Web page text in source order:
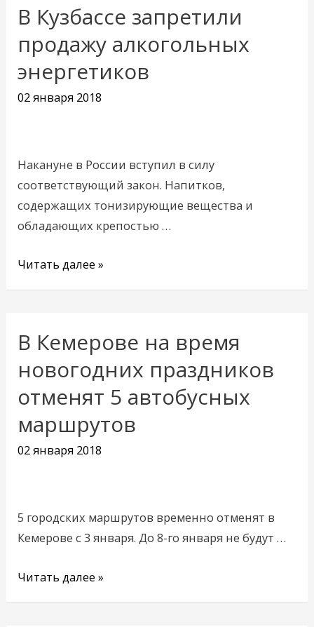
В Кузбассе запретили
продажу алкогольных
энергетиков
02 января 2018
Накануне в России вступил в силу
соответствующий закон. Напитков,
содержащих тонизирующие вещества и
обладающих крепостью …
В
Кузбассе
запретили
продажу
алкогольных
Читать далее »
В Кемерове на время
новогодних праздников
отменят 5 автобусных
маршрутов
02 января 2018
5 городских маршрутов временно отменят в
Кемерове с 3 января. До 8-го января не будут …
В
на
время
новогодних
праздников
отменят
маршрутов
Читать далее »